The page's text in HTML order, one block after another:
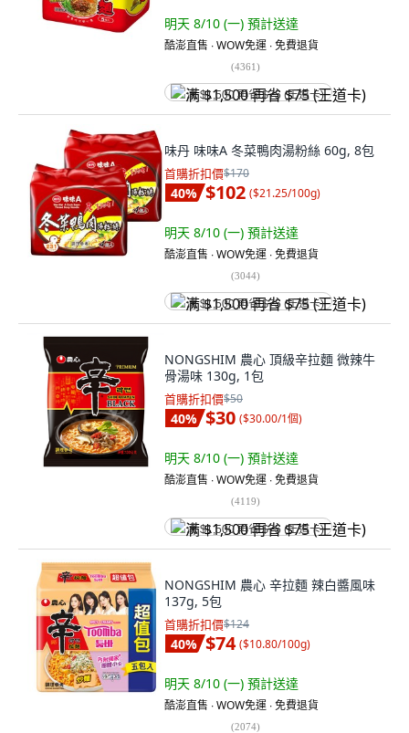
明天 8/10 (一) 預計送達
酷澎直售 ∙ WOW免運 ∙ 免費退貨
(4361)
满 $1,500 再省 $75 (王道卡)
味丹 味味A 冬菜鴨肉湯粉絲 60g, 8包
首購折扣價$170
40% $102 ($21.25/100g)
明天 8/10 (一) 預計送達
酷澎直售 ∙ WOW免運 ∙ 免費退貨
(3044)
满 $1,500 再省 $75 (王道卡)
NONGSHIM 農心 頂級辛拉麵 微辣牛
骨湯味 130g, 1包
首購折扣價$50
40% $30 ($30.00/1個)
明天 8/10 (一) 預計送達
酷澎直售 ∙ WOW免運 ∙ 免費退貨
(4119)
满 $1,500 再省 $75 (王道卡)
NONGSHIM 農心 辛拉麵 辣白醬風味
137g, 5包
首購折扣價$124
40% $74 ($10.80/100g)
明天 8/10 (一) 預計送達
酷澎直售 ∙ WOW免運 ∙ 免費退貨
(2074)